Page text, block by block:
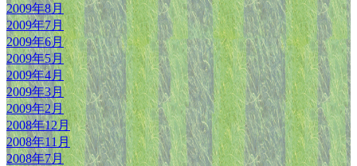
2009年8月
2009年7月
2009年6月
2009年5月
2009年4月
2009年3月
2009年2月
2008年12月
2008年11月
2008年7月